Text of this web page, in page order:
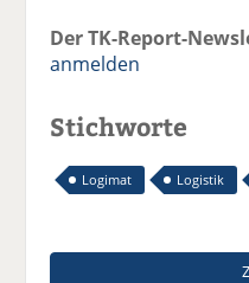
Der TK-Report-
anmelden
Stichworte
Logimat Logistik